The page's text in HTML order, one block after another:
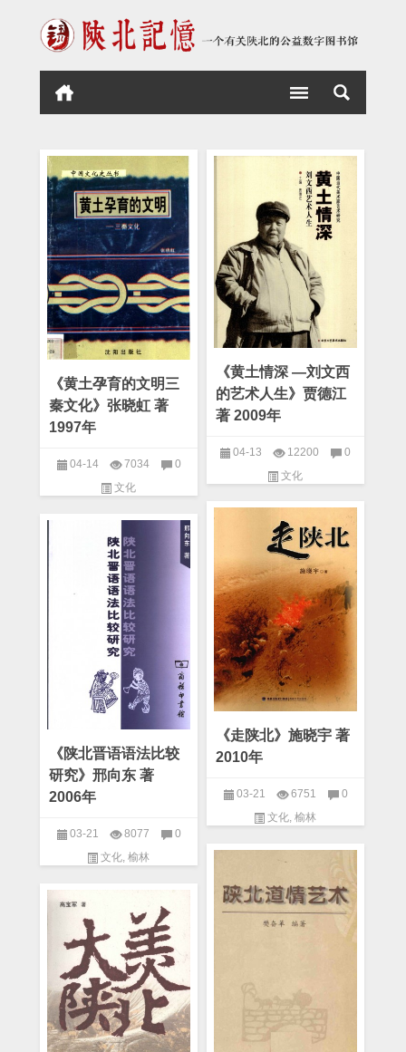
《黄土孕育的文明三
秦文化》张晓虹 著
1997年
04-14 7034
0
文化
《黄土情深 —刘文西
的艺术人生》贾德江
著 2009年
04-13 12200
0
文化
《走陕北》施晓宇 著
2010年
03-21 6751
0
文化,榆林
《陕北晋语语法比较
研究》邢向东 著
2006年
03-21 8077
0
文化 ,榆林